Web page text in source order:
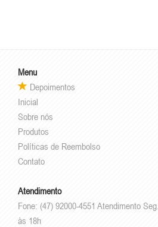
Menu
Depoimentos
Inicial
Sobre nós
Produtos
Políticas de Reembolso
Contato
Atendimento
Fone: (47) 92000-4551 Atendimento
às 18h